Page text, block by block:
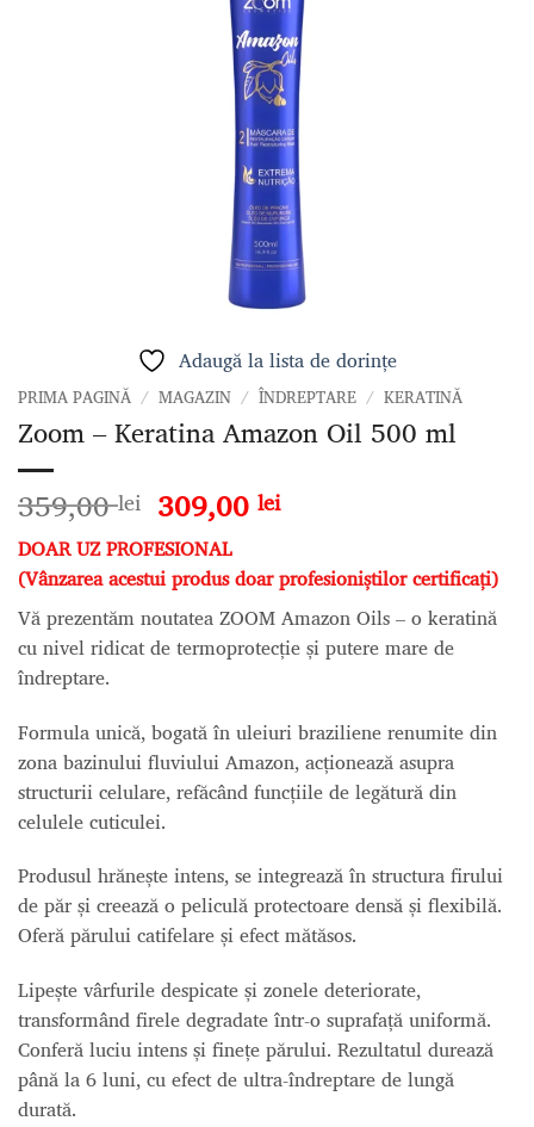
Adaugă la lista de dorințe
PRIMA PAGINĂ / MAGAZIN / ÎNDREPTARE / KERATINĂ
Zoom – Keratina Amazon Oil 500 ml
359,00lei Prețul
inițial
a
fost:
359,00 lei.
309,00leiPrețul
este:
309,00 lei.
DOAR UZ PROFESIONAL
(Vânzarea acestui produs doar profesioniștilor certificați)
Vă prezentăm noutatea ZOOM Amazon Oils – o keratină
cu nivel ridicat de termoprotecție și putere mare de
îndreptare.
Formula unică, bogată în uleiuri braziliene renumite din
zona bazinului fluviului Amazon, acționează asupra
structurii celulare, refăcând funcțiile de legătură din
celulele cuticulei.
Produsul hrănește intens, se integrează în structura firului
de păr și creează o peliculă protectoare densă și flexibilă.
Oferă părului catifelare și efect mătăsos.
Lipește vârfurile despicate și zonele deteriorate,
transformând firele degradate într-o suprafață uniformă.
Conferă luciu intens și finețe părului. Rezultatul durează
până la 6 luni, cu efect de ultra-îndreptare de lungă
durată.